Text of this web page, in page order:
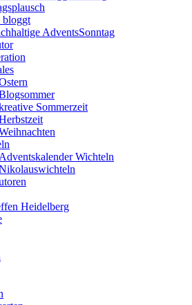
bloggt
AdventsSonntag
Sommerzeit
Adventskalender Wichteln
Heidelberg